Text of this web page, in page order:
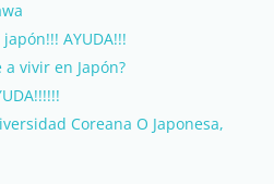
AYUDA!!!
vivir en Japón?
Coreana O Japonesa,